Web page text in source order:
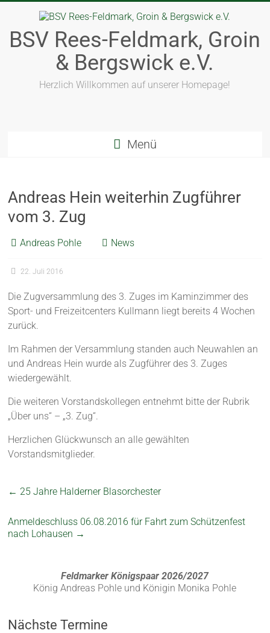
BSV Rees-Feldmark, Groin
& Bergswick e.V.
Herzlich Willkommen auf unserer Homepage!
Menü
Andreas Hein weiterhin Zugführer
vom 3. Zug
Andreas Pohle News
22. Juli 2016
Die Zugversammlung des 3. Zuges im Kaminzimmer des
Sport- und Freizeitcenters Kullmann liegt bereits 4 Wochen
zurück.
Im Rahmen der Versammlung standen auch Neuwahlen an
und Andreas Hein wurde als Zugführer des 3. Zuges
wiedergewählt.
Die weiteren Vorstandskollegen entnehmt bitte der Rubrik
„Über uns“ – „3. Zug“.
Herzlichen Glückwunsch an alle gewählten
Vorstandsmitglieder.
← 25 Jahre Halderner Blasorchester
Anmeldeschluss 06.08.2016 für Fahrt zum Schützenfest
nach Lohausen →
Feldmarker Königspaar 2026/2027
König Andreas Pohle und Königin Monika Pohle
Nächste Termine